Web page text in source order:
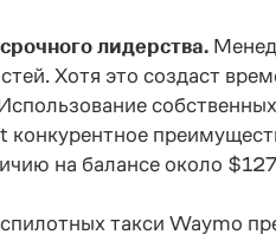
лидерства.
Хотя это создаст
на балансе около
такси Waymo